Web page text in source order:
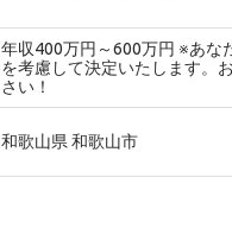
年収400万円～600万円 ※あな
を考慮して決定いたします。
さい！
和歌山県 和歌山市